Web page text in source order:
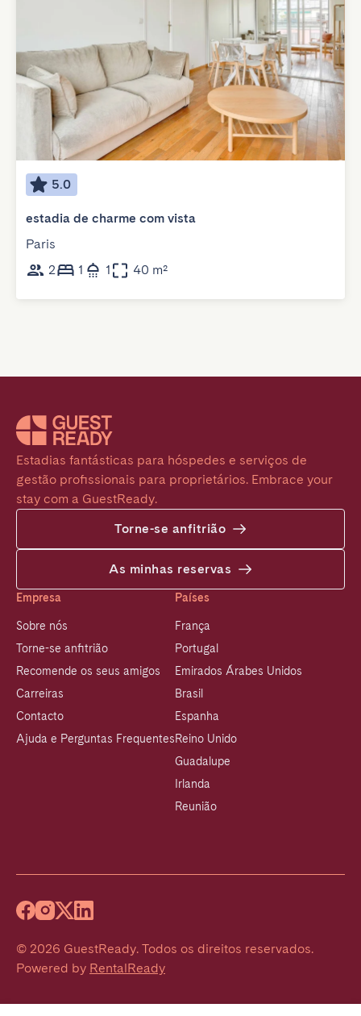
5.0
estadia de charme com vista
Paris
2
1 1 40 m²
Estadias fantásticas para hóspedes e serviços de
gestão profissionais para proprietários. Embrace your
stay com a GuestReady.
Torne-se anfitrião
As minhas reservas
Empresa
Sobre nós
Torne-se anfitrião
Recomende os seus amigos
Carreiras
Contacto
Ajuda e Perguntas Frequentes
Países
França
Portugal
Emirados Árabes Unidos
Brasil
Espanha
Reino Unido
Guadalupe
Irlanda
Reunião
© 2026 GuestReady. Todos os direitos reservados.
Powered by RentalReady